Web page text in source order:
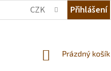
KDE NÁS NAJDETE TIPY A RADY
CZK Přihlášení
NÁKUPNÍ
Prázdný košík